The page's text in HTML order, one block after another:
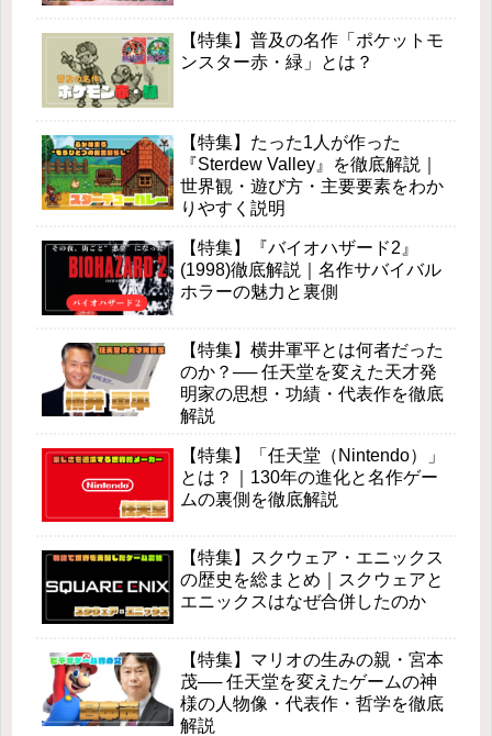
【特集】普及の名作「ポケットモ
ンスター赤・緑」とは？
【特集】たった1人が作った
『Sterdew Valley』を徹底解説｜
世界観・遊び方・主要要素をわか
りやすく説明
【特集】『バイオハザード2』
(1998)徹底解説｜名作サバイバル
ホラーの魅力と裏側
【特集】横井軍平とは何者だった
のか？── 任天堂を変えた天才発
明家の思想・功績・代表作を徹底
解説
【特集】「任天堂（Nintendo）」
とは？｜130年の進化と名作ゲー
ムの裏側を徹底解説
【特集】スクウェア・エニックス
の歴史を総まとめ｜スクウェアと
エニックスはなぜ合併したのか
【特集】マリオの生みの親・宮本
茂── 任天堂を変えたゲームの神
様の人物像・代表作・哲学を徹底
解説